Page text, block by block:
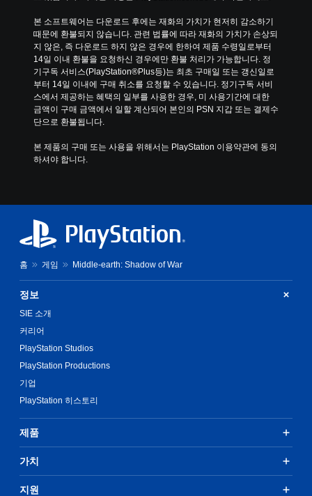
본 소프트웨어는 다운로드 후에는 재화의 가치가 현저히 감소하기
때문에 환불되지 않습니다. 관련 법률에 따라 재화의 가치가 손상되
지 않은, 즉 다운로드 하지 않은 경우에 한하여 제품 수령일로부터
14일 이내 환불을 요청하신 경우에만 환불 처리가 가능합니다. 정
기구독 서비스(PlayStation®Plus등)는 최초 구매일 또는 갱신일로
부터 14일 이내에 구매 취소를 요청할 수 있습니다. 정기구독 서비
스에서 제공하는 혜택의 일부를 사용한 경우, 미 사용기간에 대한
금액이 구매 금액에서 일할 계산되어 본인의 PSN 지갑 또는 결제수
단으로 환불됩니다.
본 제품의 구매 또는 사용을 위해서는 PlayStation 이용약관에 동의
하셔야 합니다.
홈 게임 Middle-earth: Shadow of War
정보
SIE 소개
커리어
PlayStation Studios
PlayStation Productions
기업
PlayStation 히스토리
제품
가치
지원